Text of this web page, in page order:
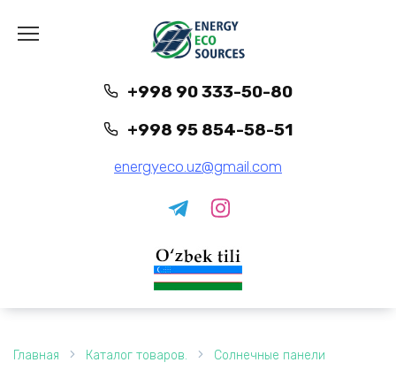
содержанию
+998 90 333-50-80
+998 95 854-58-51
energyeco.uz@gmail.com
Главная Каталог товаров. Солнечные панели